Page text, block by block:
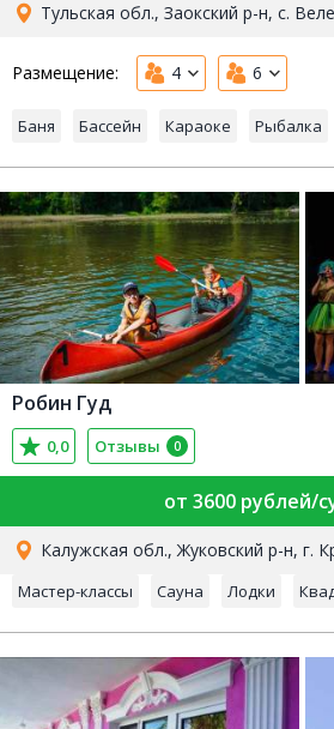
Тульская обл., Заокский р-н, с.
Размещение: 4 6
Баня Бассейн Караоке Рыбалка
Робин Гуд
0,0 Отзывы 0
от 3600 рублей/
Калужская обл., Жуковский р-н, г.
Мастер-классы Сауна Лодки